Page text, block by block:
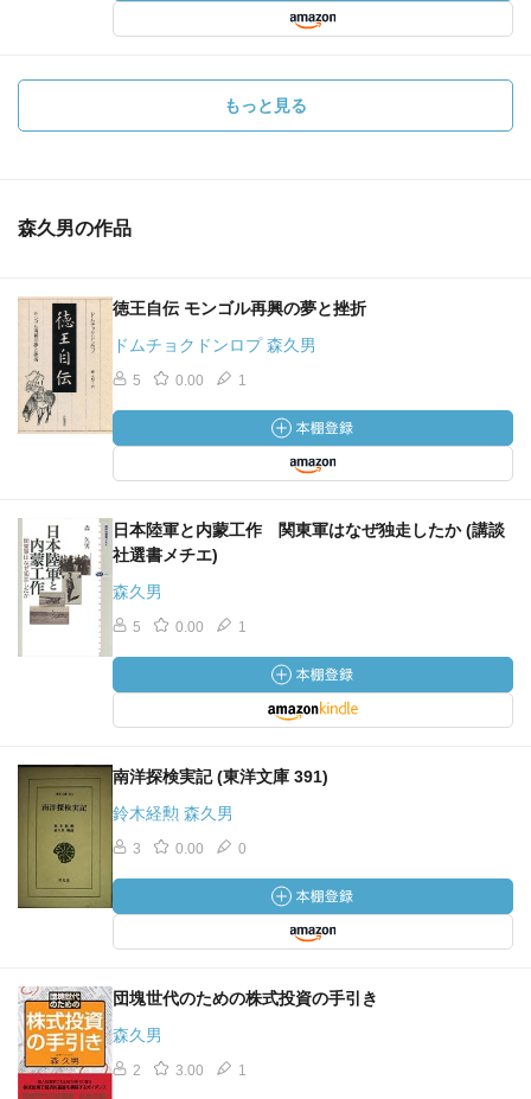
もっと見る
森久男の作品
徳王自伝 モンゴル再興の夢と挫折
ドムチョクドンロプ 森久男
5 0.00 1
日本陸軍と内蒙工作 関東軍はなぜ独走したか (講談
社選書メチエ)
森久男
5 0.00 1
南洋探検実記 (東洋文庫 391)
鈴木経勲 森久男
3 0.00 0
団塊世代のための株式投資の手引き
森久男
2 3.00 1